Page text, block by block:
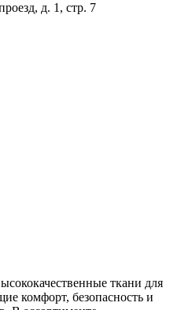
д. 1, стр. 7
ткани для
комфорт, безопасность и